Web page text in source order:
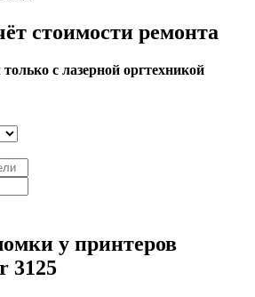
стоимости ремонта
с лазерной оргтехникой
у принтеров
3125